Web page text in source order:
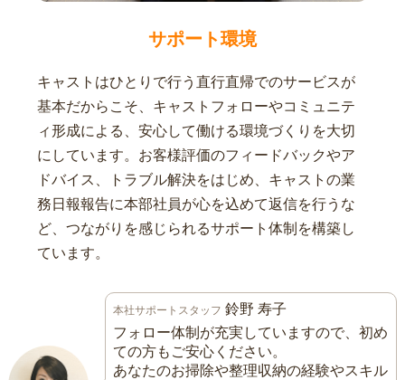
サポート環境
キャストはひとりで行う直行直帰でのサービスが
基本だからこそ、キャストフォローやコミュニテ
ィ形成による、安心して働ける環境づくりを大切
にしています。お客様評価のフィードバックやア
ドバイス、トラブル解決をはじめ、キャストの業
務日報報告に本部社員が心を込めて返信を行うな
ど、つながりを感じられるサポート体制を構築し
ています。
本社サポートスタッフ 鈴野 寿子
フォロー体制が充実していますので、初め
ての方もご安心ください。
あなたのお掃除や整理収納の経験やスキル